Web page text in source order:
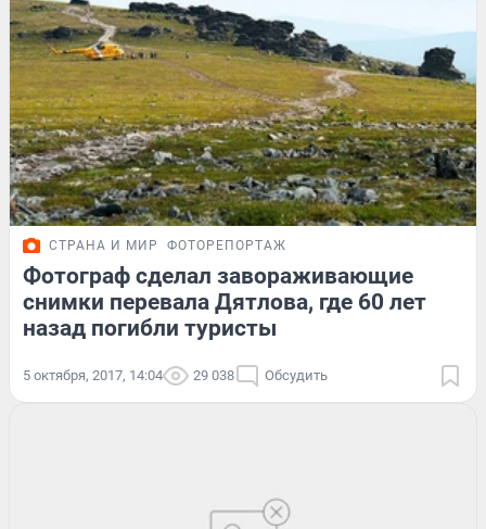
СТРАНА И МИР ФОТОРЕПОРТАЖ
Фотограф сделал завораживающие
снимки перевала Дятлова, где 60 лет
назад погибли туристы
5 октября, 2017, 14:04 29 038 Обсудить